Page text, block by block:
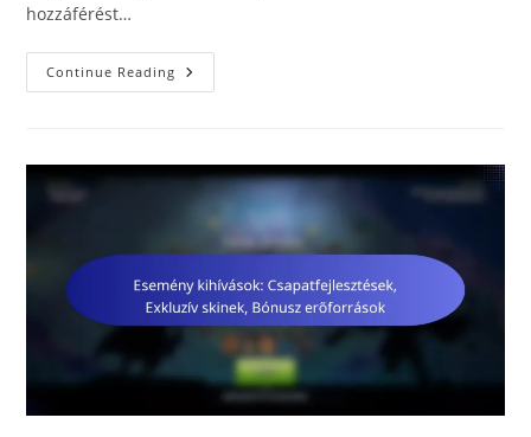
hozzáférést…
Continue Reading Esemény
Kihívások:
Egyedi
Skinek